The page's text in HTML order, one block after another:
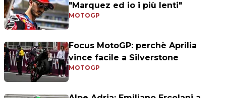
"Marquez ed io i più lenti"
MOTOGP
Focus MotoGP: perchè Aprilia
vince facile a Silverstone
MOTOGP